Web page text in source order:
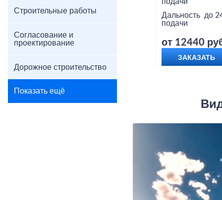
Строительные работы
Согласование и
проектирование
Дорожное строительство
Показать ещё
Дальность
подачи
до
от 12440
ЗАКАЗАТЬ